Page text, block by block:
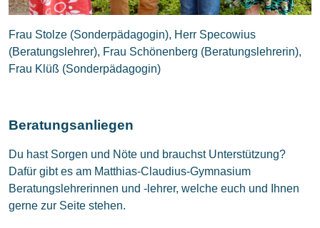
Frau Stolze (Sonderpädagogin), Herr Specowius
(Beratungslehrer), Frau Schönenberg (Beratungslehrerin),
Frau Klüß (Sonderpädagogin)
Beratungsanliegen
Du hast Sorgen und Nöte und brauchst Unterstützung?
Dafür gibt es am Matthias-Claudius-Gymnasium
Beratungslehrerinnen und -lehrer, welche euch und Ihnen
gerne zur Seite stehen.